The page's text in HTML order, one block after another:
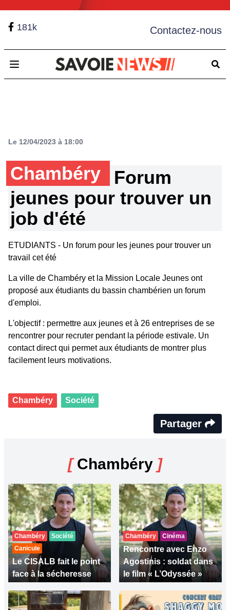
181k Contactez-nous
Open main menu
Le 12/04/2023 à 18:00
Chambéry
Forum
jeunes pour trouver un
job d'été
ETUDIANTS - Un forum pour les jeunes pour trouver un
travail cet été
La ville de Chambéry et la Mission Locale Jeunes ont
proposé aux étudiants du bassin chambérien un forum
d'emploi.
L'objectif : permettre aux jeunes et à 26 entreprises de se
rencontrer pour recruter pendant la période estivale. Un
contact direct qui permet aux étudiants de montrer plus
facilement leurs motivations.
Chambéry Société
Partager
[Chambéry ]
Chambéry
Société
Canicule
Le CISALB fait le point
face à la sécheresse
Chambéry Cinéma
Rencontre avec Enzo
Agostinis : soldat dans
le film « L’Odyssée »